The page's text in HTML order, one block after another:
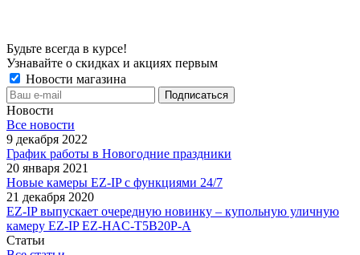
Будьте всегда в курсе!
Узнавайте о скидках и акциях первым
Новости магазина
Новости
Все новости
9 декабря 2022
График работы в Новогодние праздники
20 января 2021
Новые камеры EZ-IP с функциями 24/7
21 декабря 2020
EZ-IP выпускает очередную новинку – купольную уличную
камеру EZ-IP EZ-HAC-T5B20P-A
Статьи